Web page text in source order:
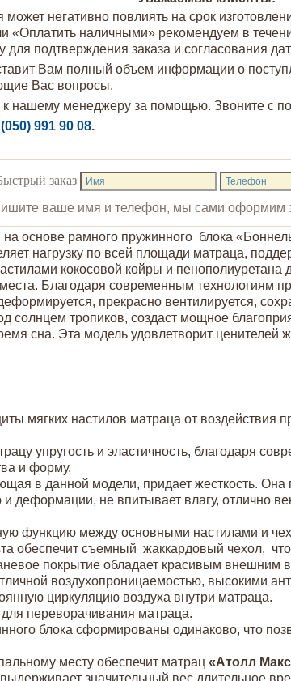
негативно повлиять на срок
«Оплатить наличными» рекомендуем в
подтверждения заказа и согласования
Вам полный объем информации о
Вас вопросы.
нашему менеджеру за помощью. Звоните с
(050) 991 90 08.
заказ
ваше имя и телефон, мы сами оформим
основе рамного пружинного блока
нагрузку по всей площади матраца,
кокосовой койры и пенополиуретана
места. Благодаря современным технологиям
прекрасно вентилируется,
солнцем тропиков, создаст мощное
сна. Эта модель удовлетворит ценителей
мягких настилов матраца от воздействия
упругость и эластичность, благодаря
и форму.
в данной модели, придает жесткость. Она
деформации, не впитывает влагу, отлично
функцию между основными настилами и
обеспечит съемный жаккардовый чехол,
покрытие обладает красивым внешним
воздухопроницаемостью, высокими
циркуляцию воздуха внутри матраца.
переворачивания матраца.
блока сформированы одинаково, что
месту обеспечит матрац «Атолл
значительный вес длительное